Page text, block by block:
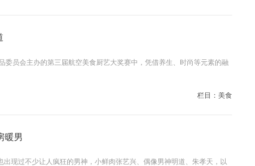
委员会主办的第三届航空美食厨艺大奖赛中，凭借养生、时尚等元素的融
栏目：美食
暖男
现过不少让人疯狂的男神，小鲜肉张艺兴、偶像男神明道、朱孝天，以